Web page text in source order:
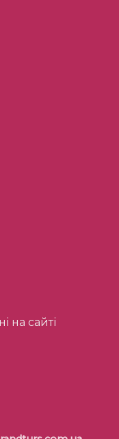
на сайті